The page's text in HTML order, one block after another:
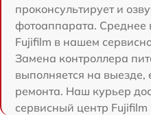
проконсультирует и
фотоаппарата. Среднее
Fujifilm в нашем
Замена контроллера
выполняется на выезде,
ремонта. Наш курьер
сервисный центр Fujifilm